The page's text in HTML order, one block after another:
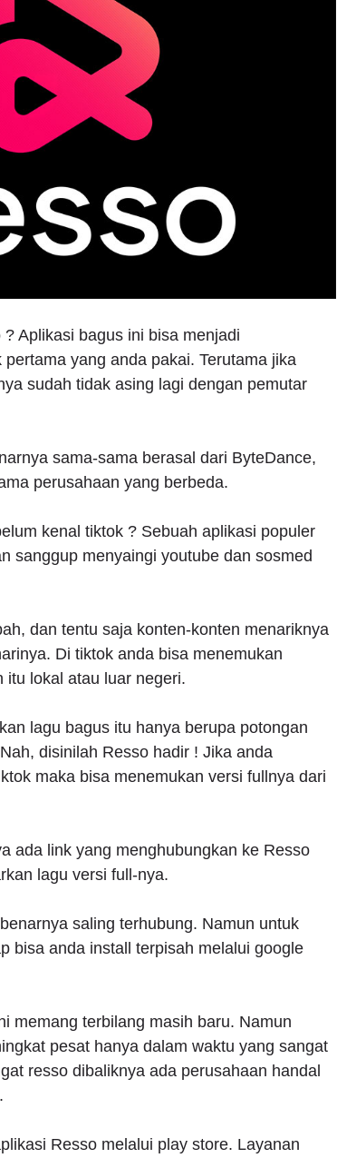
Aplikasi bagus ini bisa menjadi
yang anda pakai. Terutama jika
sudah tidak asing lagi dengan pemutar
sama-sama berasal dari ByteDance,
perusahaan yang berbeda.
kenal tiktok ? Sebuah aplikasi populer
sanggup menyaingi youtube dan sosmed
dan tentu saja konten-konten menariknya
Di tiktok anda bisa menemukan
itu lokal atau luar negeri.
lagu bagus itu hanya berupa potongan
disinilah Resso hadir ! Jika anda
maka bisa menemukan versi fullnya dari
ada link yang menghubungkan ke Resso
lagu versi full-nya.
saling terhubung. Namun untuk
bisa anda install terpisah melalui google
memang terbilang masih baru. Namun
pesat hanya dalam waktu yang sangat
resso dibaliknya ada perusahaan handal
Resso melalui play store. Layanan